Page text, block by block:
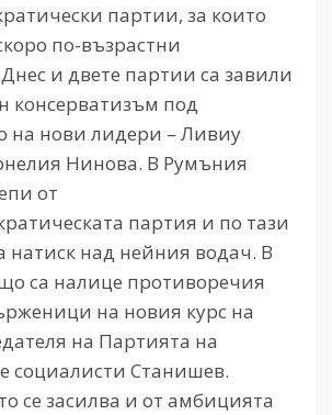
партии, за които
по-възрастни
и двете партии са завили
консерватизъм под
на нови лидери – Ливиу
Нинова. В Румъния
от
партия и по тази
натиск над нейния водач. В
са налице противоречия
на новия курс на
на Партията на
социалисти Станишев.
се засилва и от амбицията